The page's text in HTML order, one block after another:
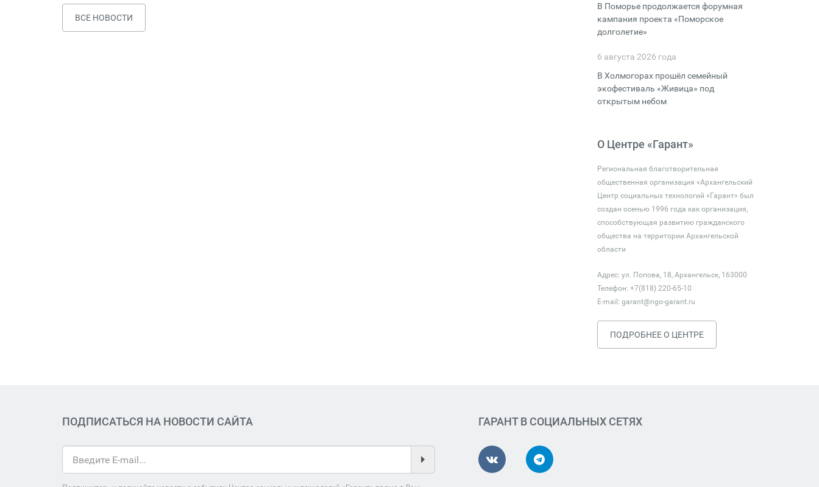
ВСЕ НОВОСТИ
В Поморье продолжается форумная
кампания проекта «Поморское
долголетие»
6 августа 2026 года
В Холмогорах прошёл семейный
экофестиваль «Живица» под
открытым небом
О Центре «Гарант»
Региональная благотворительная
общественная организация «Архангельский
Центр социальных технологий «Гарант» был
создан осенью 1996 года как организация,
способствующая развитию гражданского
общества на территории Архангельской
области
Адрес: ул. Попова, 18, Архангельск, 163000
Телефон: +7(818) 220-65-10
E-mail: garant@ngo-garant.ru
ПОДРОБНЕЕ О ЦЕНТРЕ
ПОДПИСАТЬСЯ НА НОВОСТИ САЙТА ГАРАНТ В СОЦИАЛЬНЫХ СЕТЯХ